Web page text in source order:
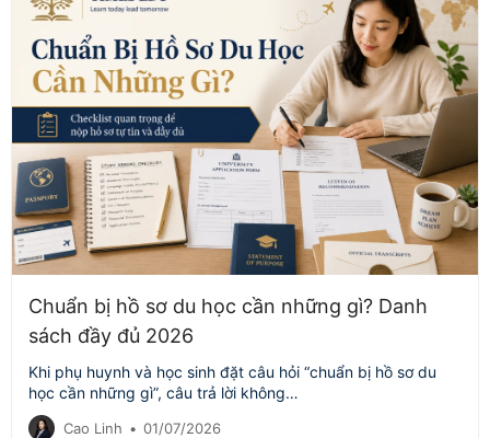
Chuẩn bị hồ sơ du học cần những gì? Danh
sách đầy đủ 2026
Khi phụ huynh và học sinh đặt câu hỏi “chuẩn bị hồ sơ du
học cần những gì”, câu trả lời không…
Cao Linh • 01/07/2026